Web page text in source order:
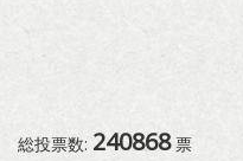
総投票数: 240868票